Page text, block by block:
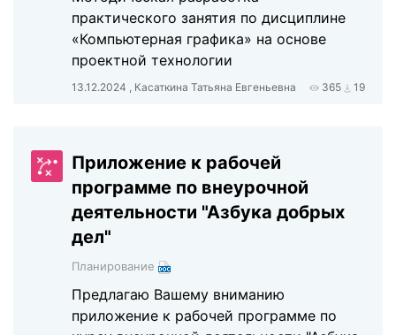
практического занятия по дисциплине
«Компьютерная графика» на основе
проектной технологии
13.12.2024 , Касаткина Татьяна Евгеньевна 365 19
Приложение к рабочей
программе по внеурочной
деятельности "Азбука добрых
дел"
Планирование
Предлагаю Вашему вниманию
приложение к рабочей программе по